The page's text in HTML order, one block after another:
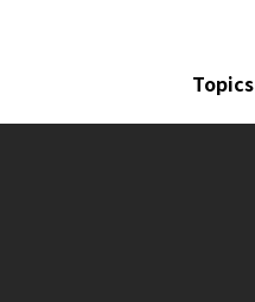
Topics